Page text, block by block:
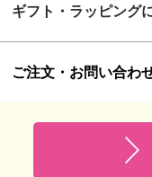
ギフト・ラッピング
ご注文・お問い合わ